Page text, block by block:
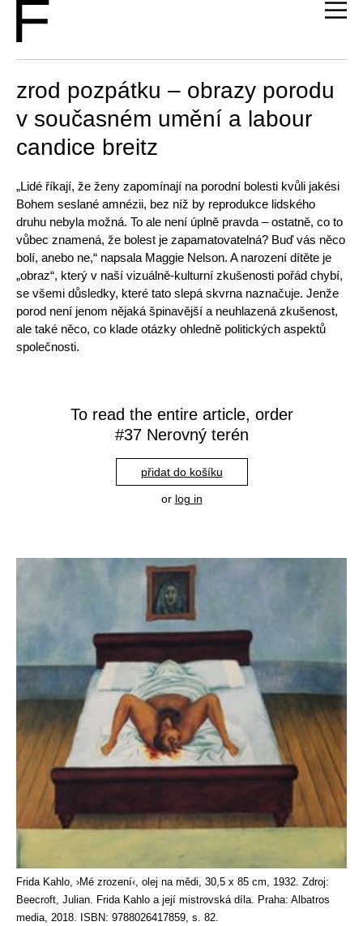
zrod pozpátku – obrazy porodu
v současném umění a labour
candice breitz
„Lidé říkají, že ženy zapomínají na porodní bolesti kvůli jakési
Bohem seslané amnézii, bez níž by reprodukce lidského
druhu nebyla možná. To ale není úplně pravda – ostatně, co to
vůbec znamená, že bolest je zapamatovatelná? Buď vás něco
bolí, anebo ne,“ napsala Maggie Nelson. A narození dítěte je
„obraz“, který v naší vizuálně-kulturní zkušenosti pořád chybí,
se všemi důsledky, které tato slepá skvrna naznačuje. Jenže
porod není jenom nějaká špinavější a neuhlazená zkušenost,
ale také něco, co klade otázky ohledně politických aspektů
společnosti.
To read the entire article, order
#37 Nerovný terén
přidat do košíku
or log in
Frida Kahlo, ›Mé zrození‹, olej na mědi, 30,5 x 85 cm, 1932. Zdroj:
Beecroft, Julian. Frida Kahlo a její mistrovská díla. Praha: Albatros
media, 2018. ISBN: 9788026417859, s. 82.